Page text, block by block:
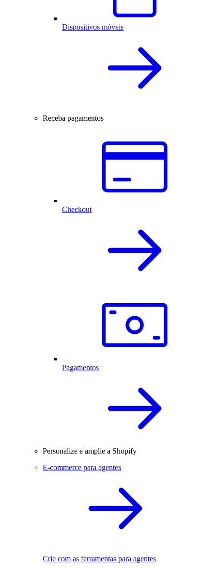
Dispositivos móveis
Receba pagamentos
Checkout
Pagamentos
Personalize e amplie a Shopify
E-commerce para agentes
Crie com as ferramentas para agentes